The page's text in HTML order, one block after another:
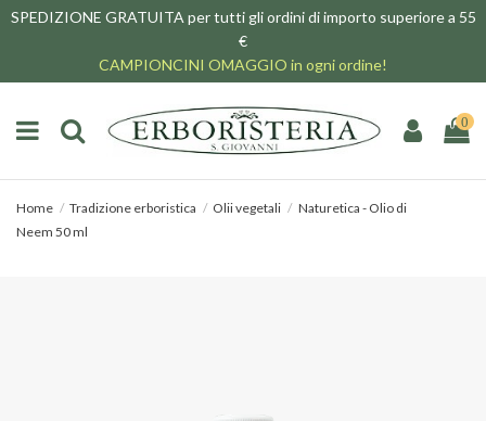
SPEDIZIONE GRATUITA per tutti gli ordini di importo superiore a 55
€
CAMPIONCINI OMAGGIO in ogni ordine!
0
Home Tradizione erboristica Olii vegetali
Naturetica - Olio di
Neem 50 ml